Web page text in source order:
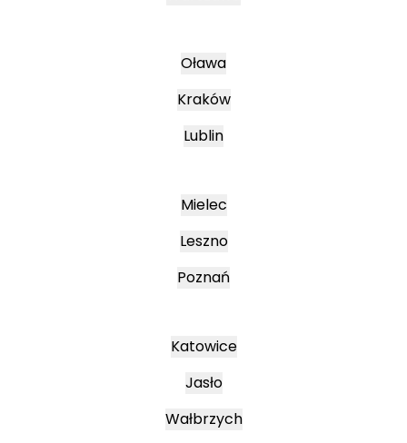
Oława
Kraków
Lublin
Mielec
Leszno
Poznań
Katowice
Jasło
Wałbrzych